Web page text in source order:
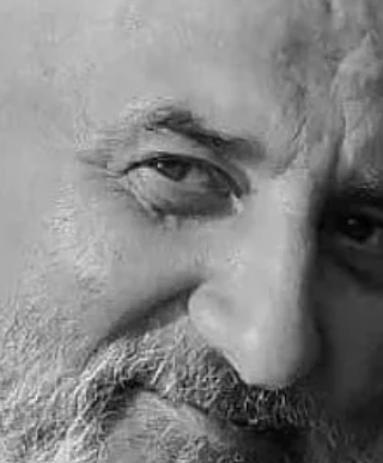
akademskoj 2026/2027. godini
KRIMINALISTIKA – REDOVNI STUDIJ 1,
REDOVNI SAMOFINANSIRAJU